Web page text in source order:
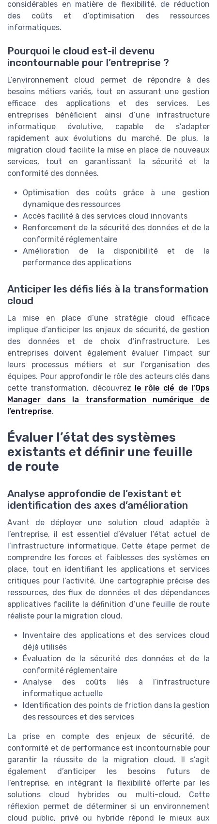
considérables en matière de flexibilité, de réduction
des coûts et d’optimisation des ressources
informatiques.
Pourquoi le cloud est-il devenu
incontournable pour l’entreprise ?
L’environnement cloud permet de répondre à des
besoins métiers variés, tout en assurant une gestion
efficace des applications et des services. Les
entreprises bénéficient ainsi d’une infrastructure
informatique évolutive, capable de s’adapter
rapidement aux évolutions du marché. De plus, la
migration cloud facilite la mise en place de nouveaux
services, tout en garantissant la sécurité et la
conformité des données.
Optimisation des coûts grâce à une gestion
dynamique des ressources
Accès facilité à des services cloud innovants
Renforcement de la sécurité des données et de la
conformité réglementaire
Amélioration de la disponibilité et de la
performance des applications
Anticiper les défis liés à la transformation
cloud
La mise en place d’une stratégie cloud efficace
implique d’anticiper les enjeux de sécurité, de gestion
des données et de choix d’infrastructure. Les
entreprises doivent également évaluer l’impact sur
leurs processus métiers et sur l’organisation des
équipes. Pour approfondir le rôle des acteurs clés dans
cette transformation, découvrez le rôle clé de l’Ops
Manager dans la transformation numérique de
l’entreprise.
Évaluer l’état des systèmes
existants et définir une feuille
de route
Analyse approfondie de l’existant et
identification des axes d’amélioration
Avant de déployer une solution cloud adaptée à
l’entreprise, il est essentiel d’évaluer l’état actuel de
l’infrastructure informatique. Cette étape permet de
comprendre les forces et faiblesses des systèmes en
place, tout en identifiant les applications et services
critiques pour l’activité. Une cartographie précise des
ressources, des flux de données et des dépendances
applicatives facilite la définition d’une feuille de route
réaliste pour la migration cloud.
Inventaire des applications et des services cloud
déjà utilisés
Évaluation de la sécurité des données et de la
conformité réglementaire
Analyse des coûts liés à l’infrastructure
informatique actuelle
Identification des points de friction dans la gestion
des ressources et des services
La prise en compte des enjeux de sécurité, de
conformité et de performance est incontournable pour
garantir la réussite de la migration cloud. Il s’agit
également d’anticiper les besoins futurs de
l’entreprise, en intégrant la flexibilité offerte par les
solutions cloud hybrides ou multi-cloud. Cette
réflexion permet de déterminer si un environnement
cloud public, privé ou hybride répond le mieux aux